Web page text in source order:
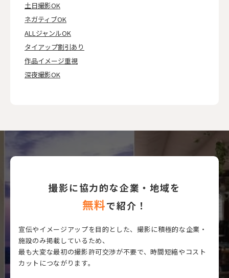
土日撮影OK
ネガティブOK
ALLジャンルOK
タイアップ割引あり
作品イメージ重視
深夜撮影OK
撮影に協力的な企業・地域を
無料で紹介！
宣伝やイメージアップを目的とした、撮影に積極的な企業・
施設のみ掲載しているため、
最も大変な最初の撮影許可交渉が不要で、時間短縮やコスト
カットにつながります。